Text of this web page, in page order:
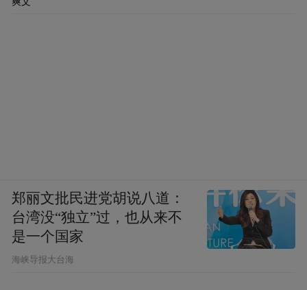
郑丽文批民进党胡说八道：
台湾没“独立”过，也从来不
是一个国家
​海峡导报大台海